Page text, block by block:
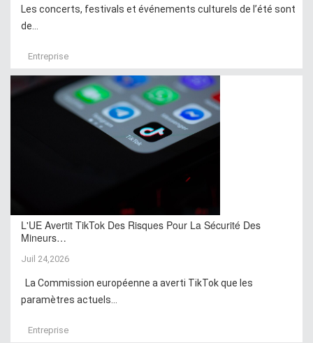
Les concerts, festivals et événements culturels de l’été sont
de...
Entreprise
L'UE Avertit TikTok Des Risques Pour La Sécurité Des
Mineurs…
Juil 24,2026
La Commission européenne a averti TikTok que les
paramètres actuels...
Entreprise